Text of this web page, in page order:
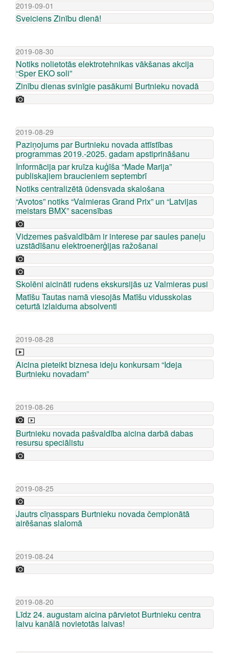
2019-09-01
Sveiciens Zinību dienā!
2019-08-30
Notiks nolietotās elektrotehnikas vākšanas akcija
“Sper EKO soli”
Zinību dienas svinīgie pasākumi Burtnieku novadā
2019-08-29
Paziņojums par Burtnieku novada attīstības
programmas 2019.-2025. gadam apstiprināšanu
Informācija par kruīza kuģīša “Made Marija”
publiskajiem braucieniem septembrī
Notiks centralizētā ūdensvada skalošana
“Avotos” notiks “Valmieras Grand Prix” un “Latvijas
meistars BMX” sacensības
Vidzemes pašvaldībām ir interese par saules paneļu
uzstādīšanu elektroenerģijas ražošanai
Skolēni aicināti rudens ekskursijās uz Valmieras pusi
Matīšu Tautas namā viesojās Matīšu vidusskolas
ceturtā izlaiduma absolventi
2019-08-28
Aicina pieteikt biznesa ideju konkursam “Ideja
Burtnieku novadam”
2019-08-26
Burtnieku novada pašvaldība aicina darbā dabas
resursu speciālistu
2019-08-25
Jautrs cīņasspars Burtnieku novada čempionātā
airēšanas slalomā
2019-08-24
2019-08-20
Līdz 24. augustam aicina pārvietot Burtnieku centra
laivu kanālā novietotās laivas!